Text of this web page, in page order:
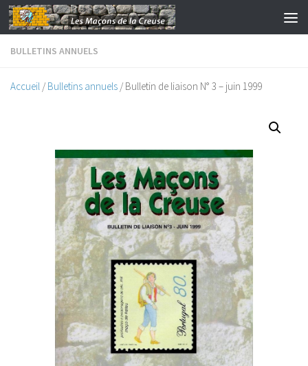
Skip to content
BULLETINS ANNUELS
Accueil / Bulletins annuels / Bulletin de liaison N° 3 – juin 1999